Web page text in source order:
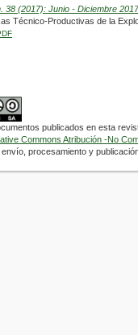
38 (2017): Junio - Diciembre 2017
Técnico-Productivas de la
publicados en esta
Commons Atribución -No
envío, procesamiento y